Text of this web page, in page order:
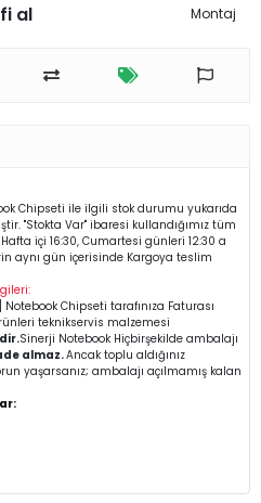
al Montaj
Chipseti ile ilgili stok durumu yukarıda
"Stokta Var" ibaresi kullandığımız tüm
içi 16:30, Cumartesi günleri 12:30 a
aynı gün içerisinde Kargoya teslim
Notebook Chipseti tarafınıza Faturası
teknikservis malzemesi
Sinerji Notebook Hiçbirşekilde ambalajı
almaz.Ancak toplu aldığınız
yaşarsanız; ambalajı açılmamış kalan